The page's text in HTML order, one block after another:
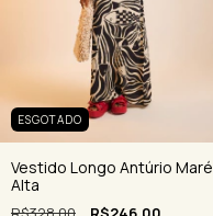
ESGOTADO
Vestido Longo Antúrio Maré
Alta